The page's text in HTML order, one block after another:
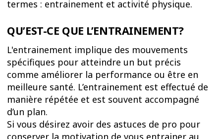
termes : entrainement et activité physique.
QU’EST-CE QUE L’ENTRAINEMENT?
L'entrainement implique des mouvements
spécifiques pour atteindre un but précis
comme améliorer la performance ou être en
meilleure santé. L’entrainement est effectué de
manière répétée et est souvent accompagné
d’un plan.
Si vous désirez avoir des astuces de pro pour
conserver la motivation de vous entrainer au